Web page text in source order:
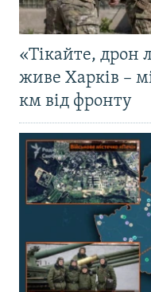
«Тікайте, дрон
живе Харків –
км від фронту